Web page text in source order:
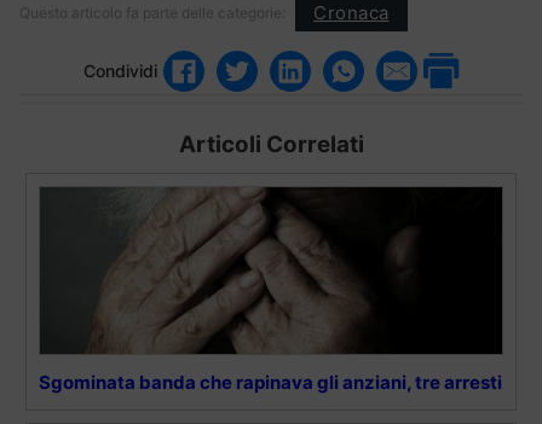
Questo articolo fa parte delle categorie: Cronaca
Condividi
Articoli Correlati
Sgominata banda che rapinava gli anziani, tre arresti